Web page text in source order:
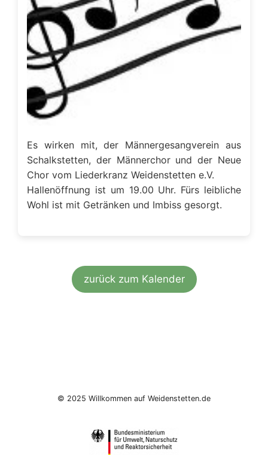
Es wirken mit, der Männergesangverein aus
Schalkstetten, der Männerchor und der Neue
Chor vom Liederkranz Weidenstetten e.V.
Hallenöffnung ist um 19.00 Uhr. Fürs leibliche
Wohl ist mit Getränken und Imbiss gesorgt.
zurück zum Kalender
© 2025 Willkommen auf Weidenstetten.de